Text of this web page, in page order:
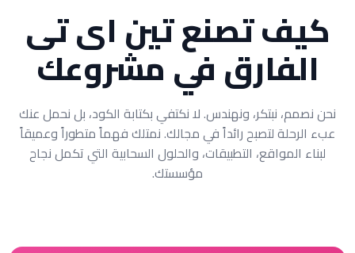
كيف تصنع تين اى تى
الفارق في مشروعك
نحن نصمم، نبتكر، ونهندس. لا نكتفي بكتابة الكود، بل نحمل عنك
عبء الرحلة لتصبح رائداً في مجالك. نمتلك فهماً متطوراً وعميقاً
لبناء المواقع، التطبيقات، والحلول السحابية التي تكمل نجاح
مؤسستك.